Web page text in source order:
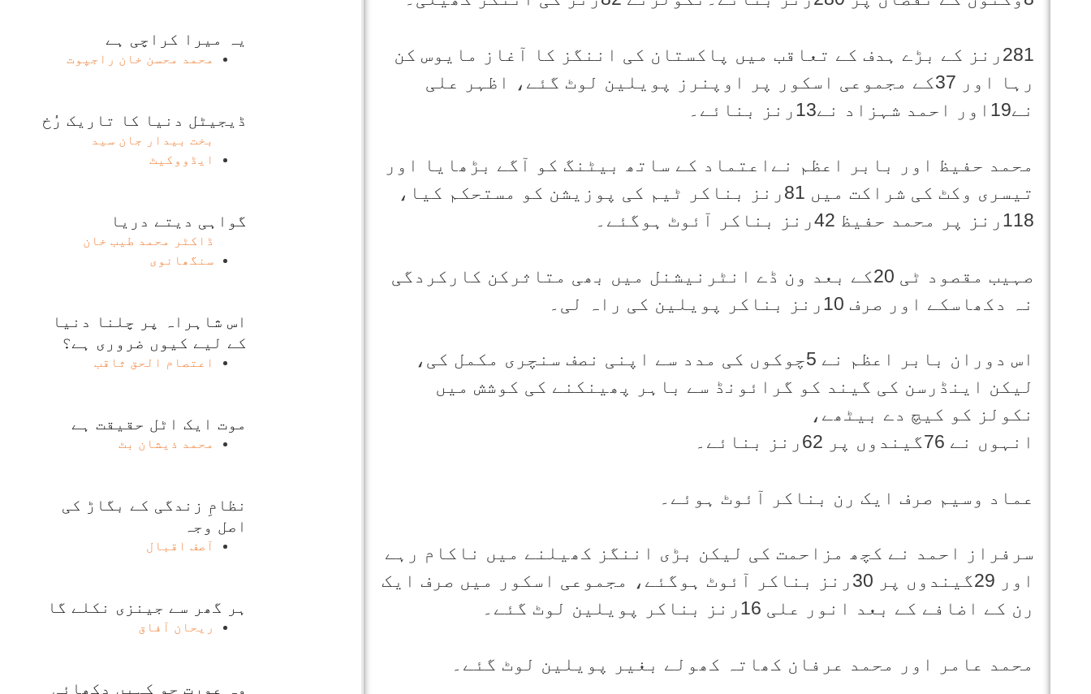
281رنز کے بڑے ہدف کے تعاقب میں پاکستان کی اننگز کا آغاز مایوس کن
رہا اور 37کے مجموعی اسکور پر اوپنرز پویلین لوٹ گئے، اظہر علی
نے19اور احمد شہزاد نے13رنز بنائے۔
محمد حفیظ اور بابر اعظم نےاعتماد کے ساتھ بیٹنگ کو آگے بڑھایا اور
تیسری وکٹ کی شراکت میں 81رنز بناکر ٹیم کی پوزیشن کو مستحکم کیا،
118رنز پر محمد حفیظ 42رنز بناکر آئوٹ ہوگئے۔
صہیب مقصود ٹی 20کے بعد ون ڈے انٹرنیشنل میں بھی متاثرکن کارکردگی
نہ دکھاسکے اور صرف 10رنز بناکر پویلین کی راہ لی۔
اس دوران بابر اعظم نے 5چوکوں کی مدد سے اپنی نصف سنچری مکمل کی،
لیکن اینڈرسن کی گیند کو گرائونڈ سے باہر پھینکنے کی کوشش میں
نکولز کو کیچ دے بیٹھے،
انہوں نے 76گیندوں پر 62رنز بنائے۔
عماد وسیم صرف ایک رن بناکر آئوٹ ہوئے۔
سرفراز احمد نے کچھ مزاحمت کی لیکن بڑی اننگز کھیلنے میں ناکام رہے
اور 29گیندوں پر 30رنز بناکر آئوٹ ہوگئے، مجموعی اسکور میں صرف ایک
رن کے اضافے کے بعد انور علی 16رنز بناکر پویلین لوٹ گئے۔
محمد عامر اور محمد عرفان کھاتہ کھولے بغیر پویلین لوٹ گئے۔
یہ میرا کراچی ہے
محمد محسن خان راجپوت
ڈیجیٹل دنیا کا تاریک رُخ
بخت بیدار جان سید
ایڈووکیٹ
گواہی دیتے دریا
ڈاکٹر محمد طیب خان
سنگھانوی
اس شاہراہ پر چلنا دنیا
کے لیے کیوں ضروری ہے؟
اعتصام الحق ثاقب
موت ایک اٹل حقیقت ہے
محمد ذیشان بٹ
نظامِ زندگی کے بگاڑ کی
اصل وجہ
آصف اقبال
ہر گھر سے جینزی نکلے گا
ریحان آفاق
وہ عورت جو کہیں دکھائی